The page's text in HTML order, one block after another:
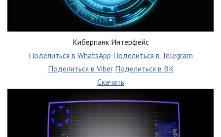
Киберпанк Интерфейс
Поделиться в WhatsApp Поделиться в Telegram
Поделиться в Viber Поделиться в ВК
Скачать